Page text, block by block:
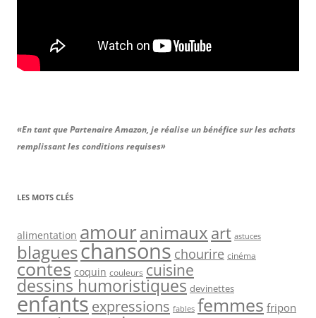
«En tant que Partenaire Amazon, je réalise un bénéfice sur les achats
remplissant les conditions requises»
LES MOTS CLÉS
alimentation amouranimaux art astuces
blagueschansons chourire cinéma
contes coquin couleurs cuisine
dessins humoristiques devinettes
enfantsexpressions fables femmes fripon